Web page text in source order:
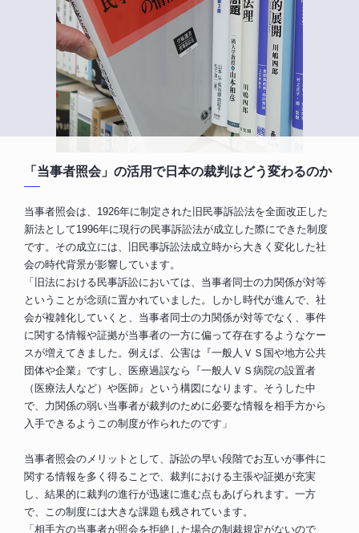
「当事者照会」の活用で日本の裁判はどう変わるのか
当事者照会は、1926年に制定された旧民事訴訟法を全面改正した
新法として1996年に現行の民事訴訟法が成立した際にできた制度
です。その成立には、旧民事訴訟法成立時から大きく変化した社
会の時代背景が影響しています。
「旧法における民事訴訟においては、当事者同士の力関係が対等
ということが念頭に置かれていました。しかし時代が進んで、社
会が複雑化していくと、当事者同士の力関係が対等でなく、事件
に関する情報や証拠が当事者の一方に偏って存在するようなケー
スが増えてきました。例えば、公害は『一般人ＶＳ国や地方公共
団体や企業』ですし、医療過誤なら『一般人ＶＳ病院の設置者
（医療法人など）や医師』という構図になります。そうした中
で、力関係の弱い当事者が裁判のために必要な情報を相手方から
入手できるようこの制度が作られたのです」
当事者照会のメリットとして、訴訟の早い段階でお互いが事件に
関する情報を多く得ることで、裁判における主張や証拠が充実
し、結果的に裁判の進行が迅速に進む点もあげられます。一方
で、この制度には大きな課題も残されています。
「相手方の当事者が照会を拒絶した場合の制裁規定がないので